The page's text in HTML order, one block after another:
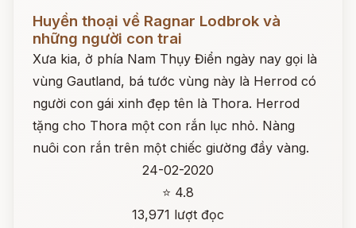
Đọc ngay
Huyền thoại về Ragnar Lodbrok và
những người con trai
Xưa kia, ở phía Nam Thụy Điển ngày nay gọi là
vùng Gautland, bá tước vùng này là Herrod có
người con gái xinh đẹp tên là Thora. Herrod
tặng cho Thora một con rắn lục nhỏ. Nàng
nuôi con rắn trên một chiếc giường đầy vàng.
24-02-2020
⭐ 4.8
13,971 lượt đọc